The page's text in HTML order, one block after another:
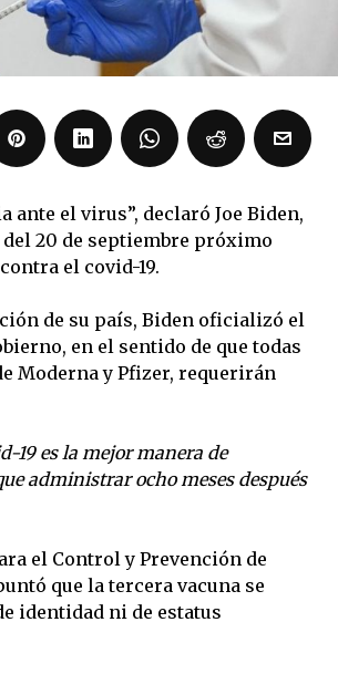
ante el virus”, declaró Joe Biden,
20 de septiembre próximo
el covid-19.
de su país, Biden oficializó el
en el sentido de que todas
Moderna y Pfizer, requerirán
19 es la mejor manera de
administrar ocho meses después
el Control y Prevención de
que la tercera vacuna se
identidad ni de estatus